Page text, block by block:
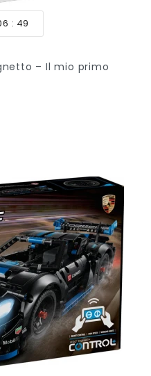
47
– Il mio primo